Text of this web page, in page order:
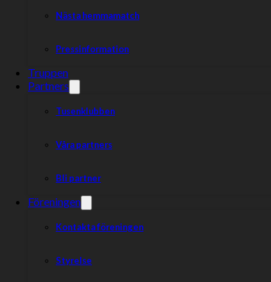
Nästa hemmamatch
Pressinformation
Truppen
Partners
Tusenklubben
Våra partners
Bli partner
Föreningen
Kontakta föreningen
Styrelse